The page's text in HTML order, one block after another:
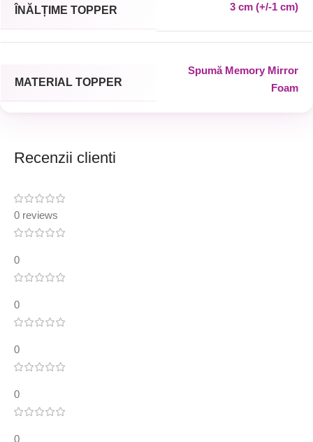
ÎNĂLȚIME TOPPER 3 cm (+/-1 cm)
MATERIAL TOPPER
Spumă Memory Mirror
Foam
Recenzii clienti
0 reviews
0
0
0
0
0